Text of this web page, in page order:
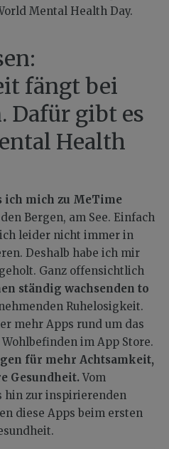
Mental Health Day.
fängt bei
Dafür gibt es
Health
ich mich zu MeTime
Bergen, am See. Einfach
leider nicht immer in
Deshalb habe ich mir
geholt. Ganz offensichtlich
ständig wachsenden to
Ruhelosigkeit.
mehr Apps rund um das
im App Store.
für mehr Achtsamkeit,
Gesundheit.Vom
hin zur inspirierenden
diese Apps beim ersten